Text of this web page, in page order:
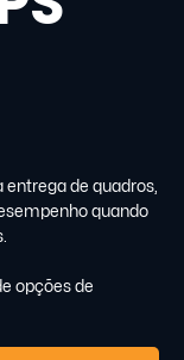
de quadros,
quando
opções de